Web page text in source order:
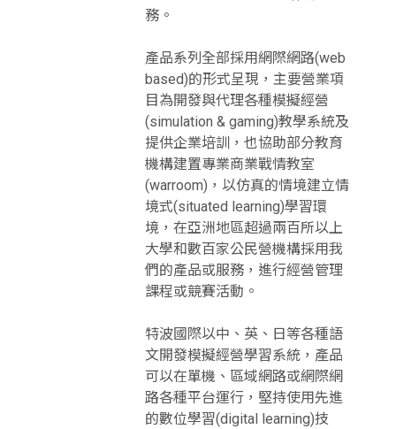
務。
產品系列全部採用網際網路(web
based)的形式呈現，主要營業項
目為開發與代理各種模擬經營
(simulation & gaming)教學系統及
提供企業培訓，也協助部分教育
機構建置專業商業戰情教室
(warroom)，以仿真的情境建立情
境式(situated learning)學習環
境，在亞洲地區超過兩百所以上
大學和數百家公民營機構採用我
們的產品或服務，進行經營管理
課程或競賽活動。
特波國際以中、英、日等各種語
文開發模擬經營學習系統，產品
可以在單機、區域網路或網際網
路各種平台運行，堅持使用先進
的數位學習(digital learning)技